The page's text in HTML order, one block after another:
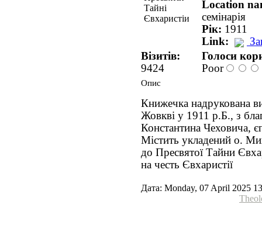
Location
семінарія
Рік: 1911
Link:
Візитів:
9424
Голоси
Poor
Опис
Книжечка надрукована
Жовкві у 1911 р.Б., з
Константина Чеховича,
Містить укладений о.
до Пресвятої Тайни
на честь Євхаристії
Дата: Monday, 07 April 2025